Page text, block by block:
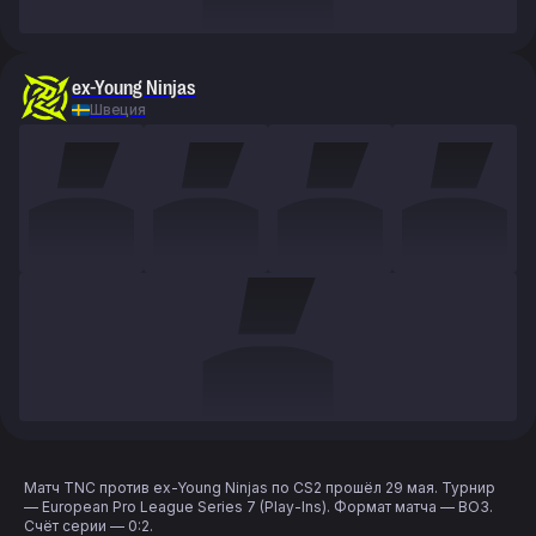
ex-Young Ninjas
Швеция
Матч TNC против ex-Young Ninjas по CS2 прошёл 29 мая. Турнир
— European Pro League Series 7 (Play-Ins). Формат матча — BO3.
Счёт серии — 0:2.